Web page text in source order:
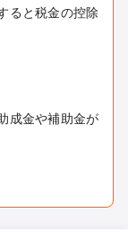
ると税金の控除
成金や補助金が